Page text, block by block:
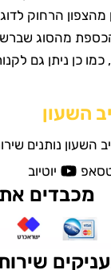
מהצפון הרחוק
הכספת מהסוג
כן ניתן גם
השעון
השעון נותנים
יוטיוב
מכבדים